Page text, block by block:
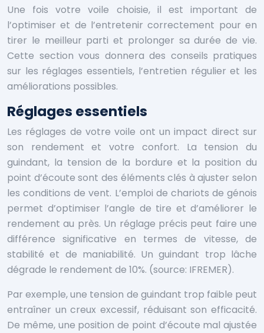
Une fois votre voile choisie, il est important de
l’optimiser et de l’entretenir correctement pour en
tirer le meilleur parti et prolonger sa durée de vie.
Cette section vous donnera des conseils pratiques
sur les réglages essentiels, l’entretien régulier et les
améliorations possibles.
Réglages essentiels
Les réglages de votre voile ont un impact direct sur
son rendement et votre confort. La tension du
guindant, la tension de la bordure et la position du
point d’écoute sont des éléments clés à ajuster selon
les conditions de vent. L’emploi de chariots de génois
permet d’optimiser l’angle de tire et d’améliorer le
rendement au près. Un réglage précis peut faire une
différence significative en termes de vitesse, de
stabilité et de maniabilité. Un guindant trop lâche
dégrade le rendement de 10%. (source: IFREMER).
Par exemple, une tension de guindant trop faible peut
entraîner un creux excessif, réduisant son efficacité.
De même, une position de point d’écoute mal ajustée